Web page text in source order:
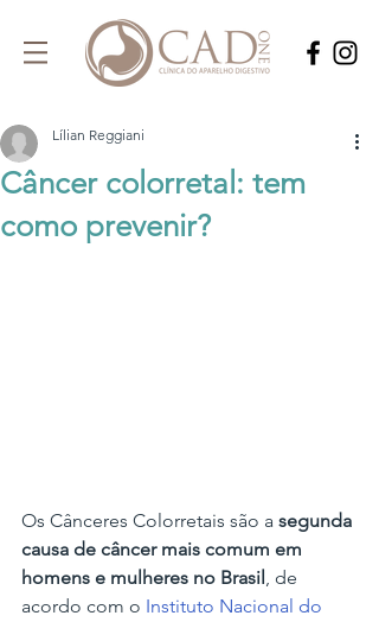
Câncer colorretal: tem
como prevenir?
Lílian Reggiani
Os Cânceres Colorretais são a segunda
causa de câncer mais comum em
homens e mulheres no Brasil , de
acordo com o Instituto Nacional do